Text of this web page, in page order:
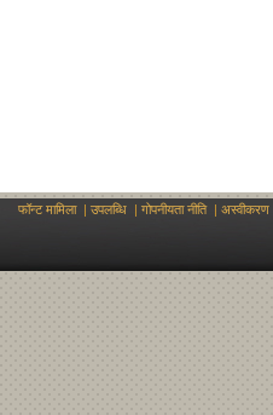
फॉन्ट मामिला| उपलब्धि | गोपनीयता नीति| अस्वीकरण